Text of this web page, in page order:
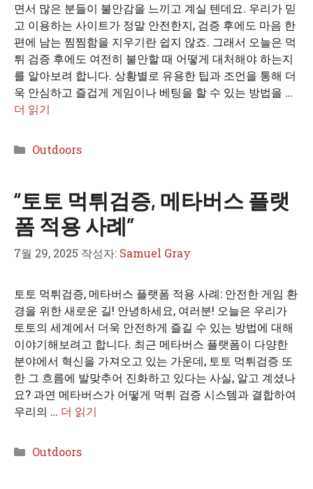
면서 많은 분들이 불안감을 느끼고 계실 텐데요. 우리가 믿
고 이용하는 사이트가 정말 안전한지, 검증 후에도 마음 한
편에 남는 찜찜함을 지우기란 쉽지 않죠. 그래서 오늘은 먹
튀 검증 후에도 여전히 불안할 때 어떻게 대처해야 하는지
를 알아보려 합니다. 상황별로 유용한 팁과 조언을 통해 더
욱 안심하고 즐겁게 게임이나 베팅을 할 수 있는 방법을 …
더 읽기
카
리
Outdoors
“토토 먹튀검증, 메타버스 플랫
폼 적용 사례”
7월 29, 2025 작성자: Samuel Gray
토토 먹튀검증, 메타버스 플랫폼 적용 사례: 안전한 게임 환
경을 위한 새로운 길! 안녕하세요, 여러분! 오늘은 우리가
토토의 세계에서 더욱 안전하게 즐길 수 있는 방법에 대해
이야기해보려고 합니다. 최근 메타버스 플랫폼이 다양한
분야에서 혁신을 가져오고 있는 가운데, 토토 먹튀검증 또
한 그 흐름에 발맞추어 진화하고 있다는 사실, 알고 계셨나
요? 과연 메타버스가 어떻게 먹튀 검증 시스템과 결합하여
우리의 … 더 읽기
카
Outdoors